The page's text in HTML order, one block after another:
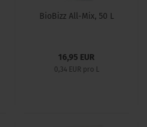
BioBizz All-Mix, 50 L
16,95 EUR
0,34 EUR pro L